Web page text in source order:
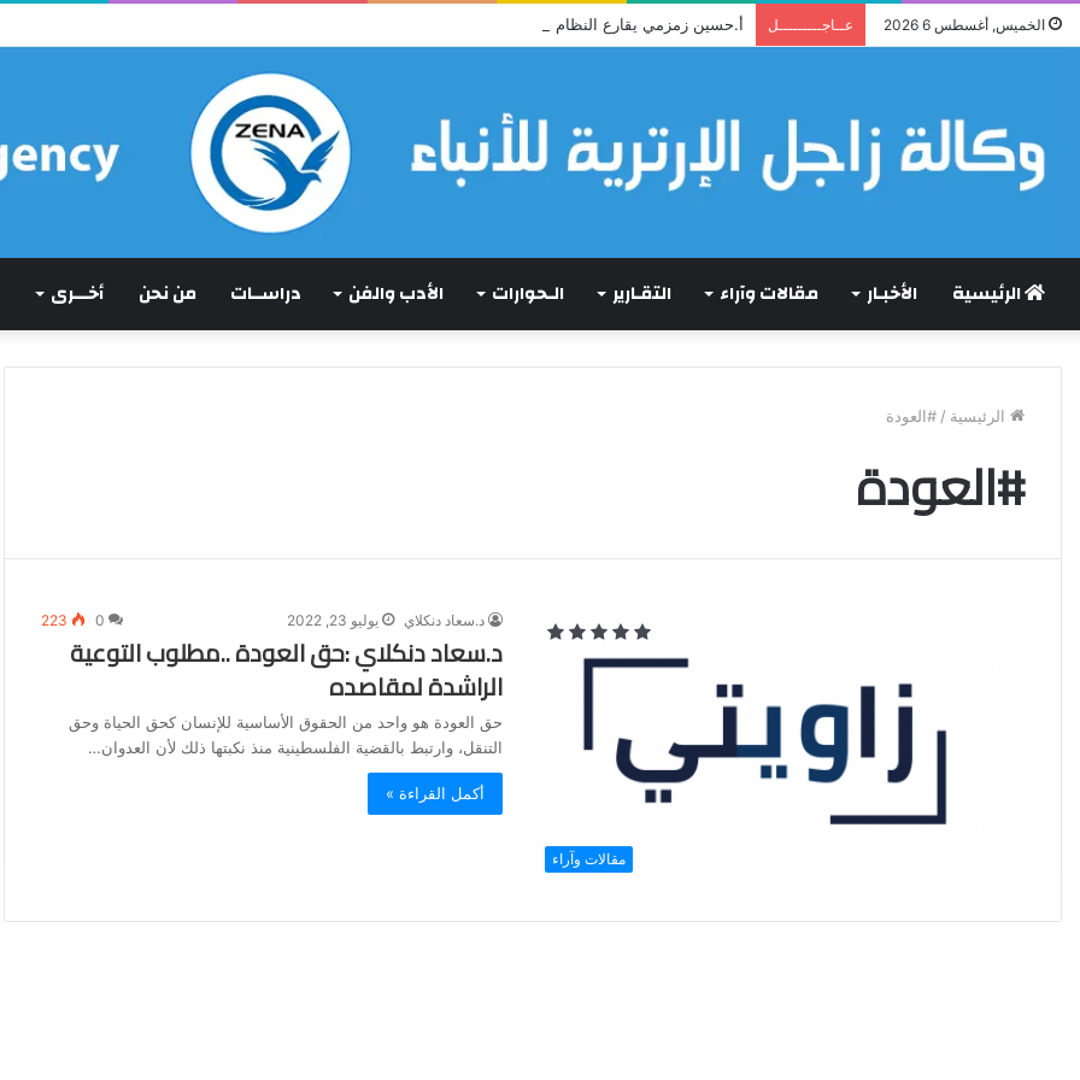
الخميس, أغسطس 6 2026 عــاجـــــــــل أ.حسين زمزمي يقارع النظام حجة بحجة
الرئيسية الأخبـار مقالات وآراء التقـارير الـحوارات الأدب والفن دراســات من نحن أخـــرى
الرئيسية / #العودة
#العودة
مقالات وآراء
د.سعاد دنكلاي يوليو 23, 2022 0
223
د.سعاد دنكلاي :حق العودة ..مطلوب التوعية
الراشدة لمقاصده
حق العودة هو واحد من الحقوق الأساسية للإنسان كحق الحياة وحق
التنقل، وارتبط بالقضية الفلسطينية منذ نكبتها ذلك لأن العدوان…
أكمل القراءة »